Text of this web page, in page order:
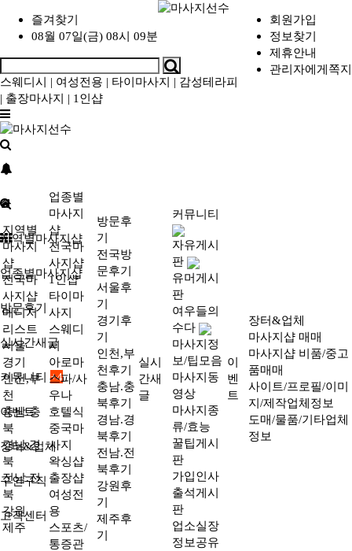
즐겨찾기
08월 07일(금) 08시 09분
회원가입
정보찾기
제휴안내
관리자에게쪽지
스웨디시 | 여성전용 | 타이마사지 | 감성테라피
| 출장마사지 | 1인샵
지역별마사지샵
업종별마사지샵
방문후기
실시간새글
커뮤니티+4
이벤트
장터&업체
구인구직
고객센터
지역별
마사지
샵
전국마
사지샵
매니저
리스트
서울
경기
인천,부
천
충남.충
북
경남.경
북
전남.전
북
강원
제주
업종별
마사지
샵
전국마
사지샵
1인샵
타이마
사지
스웨디
시
아로마
스파/사
우나
호텔식
중국마
사지
왁싱샵
출장샵
여성전
용
스포츠/
통증관
방문후
기
전국방
문후기
서울후
기
경기후
기
인천,부
천후기
충남.충
북후기
경남.경
북후기
전남.전
북후기
강원후
기
제주후
기
실시
간새
글
커뮤니티
자유게시
판
유머게시
판
여우들의
수다
마사지정
보/팁모음
마사지동
영상
마사지종
류/효능
꿀팁게시
판
가입인사
출석게시
판
업소실장
정보공유
이
벤
트
장터&업체
마사지샵 매매
마사지샵 비품/중고
품매매
사이트/프로필/이미
지/제작업체정보
도매/물품/기타업체
정보